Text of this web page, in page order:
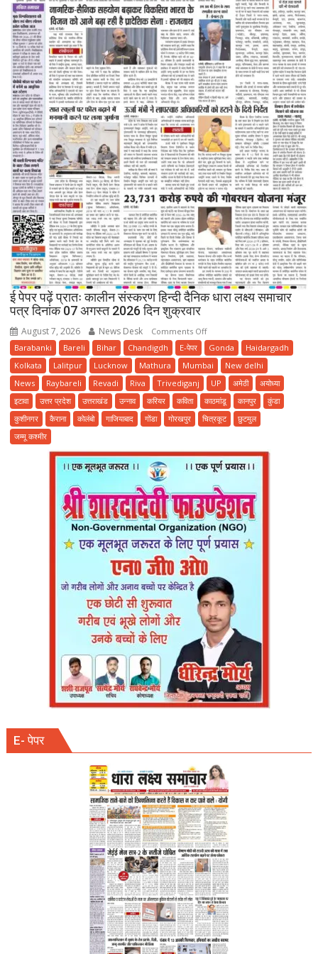
ई पेपर पढ़ें प्रातः कालीन संस्करण हिन्दी दैनिक धारा लक्ष्य समाचार
पत्र दिनांक 07 अगस्त 2026 दिन शुक्रवार
August 7, 2026 News Desk Comments Offon
ई
पेपर
पढ़ें
प्रातः
कालीन
संस्करण
दैनिक
धारा
लक्ष्य
समाचार
पत्र
दिनांक
07
अगस्त
2026
दिन
शुक्रवार
Barabanki Bareli Bihar Chandigdh E-पेपर Gonda
Haidargadh
Kolkata
Lalitpur Lucknow Mathura Mumbai
New delhi
News
Raybareli Revadi Riva Trivediganj UP अमेठी
अयोध्या
इटावा
उत्तर प्रदेश उत्तराखंड उन्नाव करियर कविता काठमांडू कानपुर
कुंडा
कुशीनगर
कैराना कोलंबो गाजियाबाद गोंडा गोरखपुर चित्रकूट
छुटमुल
जम्मू कश्मीर
E- पेपर